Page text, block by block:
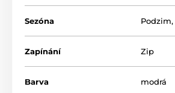
Sezóna Podzim,
Zapínání Zip
Barva modrá